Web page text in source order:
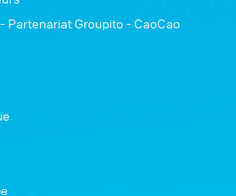
Partenariat Groupito - CaoCao